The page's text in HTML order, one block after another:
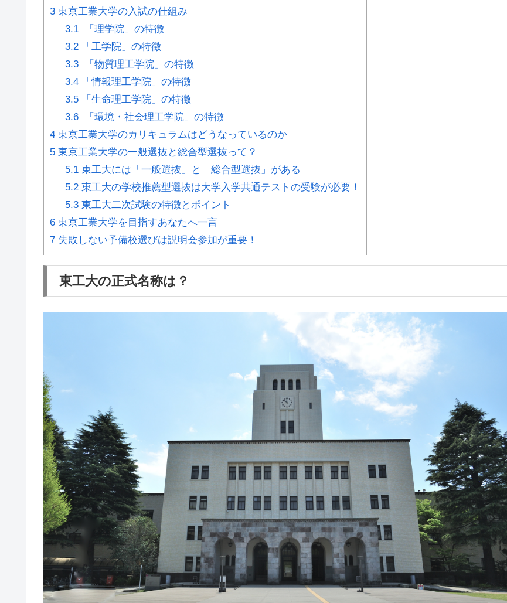
3 東京工業大学の入試の仕組み
3.1「理学院」の特徴
3.2「工学院」の特徴
3.3「物質理工学院」の特徴
3.4「情報理工学院」の特徴
3.5「生命理工学院」の特徴
3.6「環境・社会理工学院」の特徴
4 東京工業大学のカリキュラムはどうなっているのか
5 東京工業大学の一般選抜と総合型選抜って？
5.1東工大には「一般選抜」と「総合型選抜」がある
5.2東工大の学校推薦型選抜は大学入学共通テストの受験が必要！
5.3東工大二次試験の特徴とポイント
6 東京工業大学を目指すあなたへ一言
7 失敗しない予備校選びは説明会参加が重要！
東工大の正式名称は？